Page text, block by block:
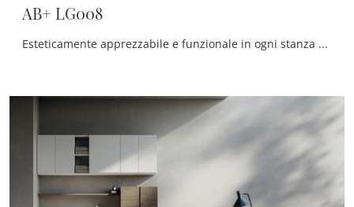
AB+ LG008
Esteticamente apprezzabile e funzionale in ogni stanza da bagno, un modello in melaminico moderno come quello in foto risolverà le tue problematiche ...